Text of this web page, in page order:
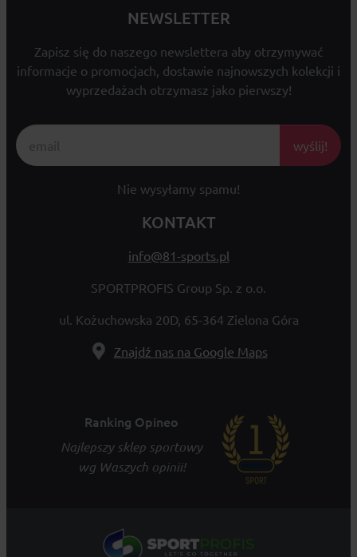
NEWSLETTER
Zapisz się do naszego newslettera aby otrzymywać
informacje o promocjach, dostawie najnowszych kolekcji i
wyprzedażach otrzymasz jako pierwszy!
wyślij!
Nie wysyłamy spamu!
KONTAKT
info@81-sports.pl
SPORTPROFIS Group Sp. z o.o.
ul. Kożuchowska 20D, 65-364 Zielona Góra
Znajdź nas na Google Maps
Ranking Opineo
Najlepszy sklep sportowy
wg Waszych opinii!